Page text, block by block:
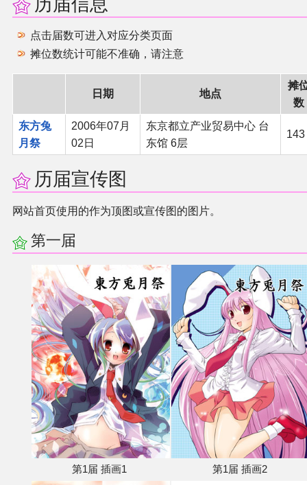
点击届数可进入对应分类页面
摊位数统计可能不准确，请注意
日期 地点
摊
数
东方兔
月祭
2006年07月
02日
东京都立产业贸易中心 台
东馆 6层
143
历届宣传图
网站首页使用的作为顶图或宣传图的图片。
第一届
第1届 插画1 第1届 插画2
同人志分类
同人专辑分类
同人角色列表
THB相关项目
THB策划
THB衍生
THB媒体
THB协力
其他
联系管理员